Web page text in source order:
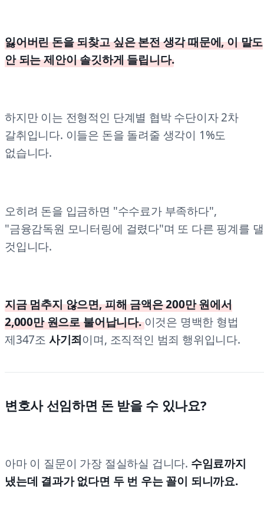
잃어버린 돈을 되찾고 싶은 본전 생각 때문에, 이 말도
안 되는 제안이 솔깃하게 들립니다.
하지만 이는 전형적인 단계별 협박 수단이자 2차
갈취입니다. 이들은 돈을 돌려줄 생각이 1%도
없습니다.
오히려 돈을 입금하면 "수수료가 부족하다",
"금융감독원 모니터링에 걸렸다"며 또 다른 핑계를 댈
것입니다.
지금 멈추지 않으면, 피해 금액은 200만 원에서
2,000만 원으로 불어납니다.이것은 명백한 형법
제347조 사기죄이며, 조직적인 범죄 행위입니다.
변호사 선임하면 돈 받을 수 있나요?
아마 이 질문이 가장 절실하실 겁니다. 수임료까지
냈는데 결과가 없다면 두 번 우는 꼴이 되니까요.